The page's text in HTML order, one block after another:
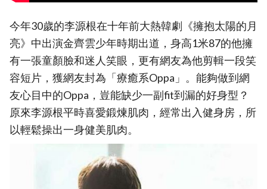
今年30歲的李源根在十年前大熱韓劇《擁抱太陽的月
亮》中出演金齊雲少年時期出道，身高1米87的他擁
有一張童顏臉和迷人笑眼，更有網友為他剪輯一段笑
容短片，獲網友封為「療癒系Oppa」。能夠做到網
友心目中的Oppa，豈能缺少一副fit到漏的好身型？
原來李源根平時喜愛鍛煉肌肉，經常出入健身房，所
以輕鬆操出一身健美肌肉。